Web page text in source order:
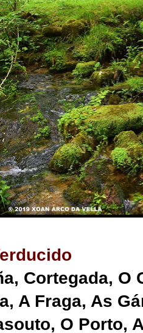
Cortegada, O
A Fraga, As
O Porto,